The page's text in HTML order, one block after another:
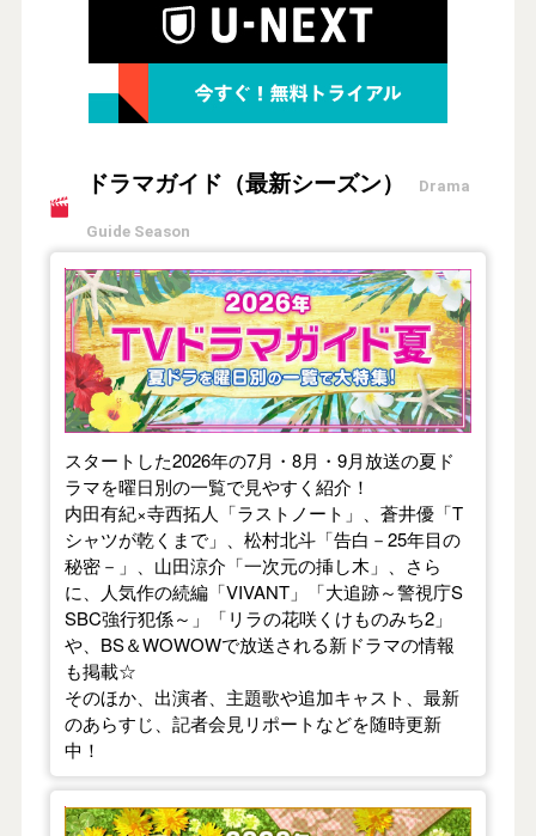
ドラマガイド（最新シーズン） Drama
Guide Season
【2026年夏】TVドラマガイド
スタートした2026年の7月・8月・9月放送の夏ド
ラマを曜日別の一覧で見やすく紹介！
内田有紀×寺西拓人「ラストノート」、蒼井優「T
シャツが乾くまで」、松村北斗「告白－25年目の
秘密－」、山田涼介「一次元の挿し木」、さら
に、人気作の続編「VIVANT」「大追跡～警視庁S
SBC強行犯係～」「リラの花咲くけものみち2」
や、BS＆WOWOWで放送される新ドラマの情報
も掲載☆
そのほか、出演者、主題歌や追加キャスト、最新
のあらすじ、記者会見リポートなどを随時更新
中！
【2026年春】TVドラマガイド